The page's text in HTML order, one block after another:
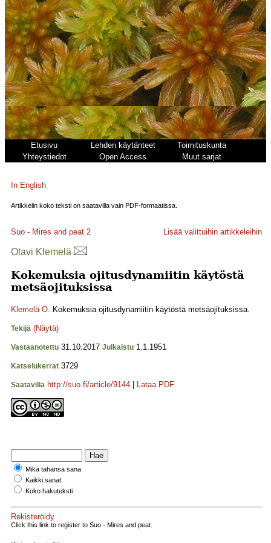
Etusivu Lehden käytänteet
Toimituskunta
Yhteystiedot
Open Access Muut sarjat
In English
Artikkelin koko teksti on saatavilla vain PDF-formaatissa.
Suo - Mires and peat 2 Lisää valittuihin artikkeleihin
Olavi Klemelä
Kokemuksia ojitusdynamiitin käytöstä
metsäojituksissa
Klemelä O. Kokemuksia ojitusdynamiitin käytöstä metsäojituksissa.
Tekijä (Näytä)
Vastaanotettu 31.10.2017 Julkaistu 1.1.1951
Katselukerrat 3729
Saatavilla http://suo.fi/article/9144 Lataa PDF
Mikä tahansa sana
Kaikki sanat
Koko hakuteksti
Rekisteröidy
Click this link to register to Suo - Mires and peat.